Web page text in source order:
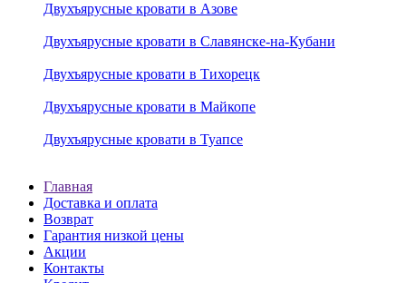
Двухъярусные кровати в Азове
Двухъярусные кровати в Славянске-на-Кубани
Двухъярусные кровати в Тихорецк
Двухъярусные кровати в Майкопе
Двухъярусные кровати в Туапсе
Главная
Доставка и оплата
Возврат
Гарантия низкой цены
Акции
Контакты